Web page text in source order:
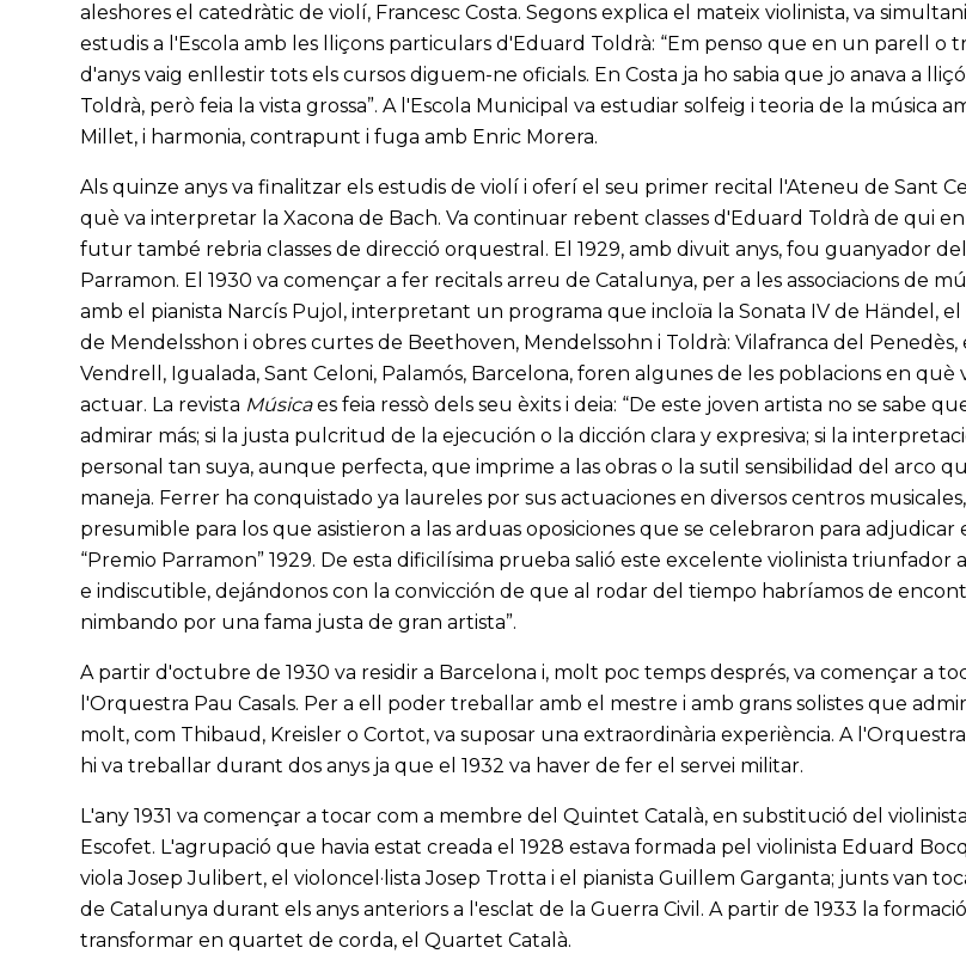
aleshores el catedràtic de violí, Francesc Costa. Segons explica el mateix violinista, va
estudis a l'Escola amb les lliçons particulars d'Eduard Toldrà: “Em penso que en un parell o
d'anys vaig enllestir tots els cursos diguem-ne oficials. En Costa ja ho sabia que jo anava a
Toldrà, però feia la vista grossa”. A l'Escola Municipal va estudiar solfeig i teoria de la música
Millet, i harmonia, contrapunt i fuga amb Enric Morera.
Als quinze anys va finalitzar els estudis de violí i oferí el seu primer recital l'Ateneu de Sant
què va interpretar la Xacona de Bach. Va continuar rebent classes d'Eduard Toldrà de qui
futur també rebria classes de direcció orquestral. El 1929, amb divuit anys, fou guanyador
Parramon. El 1930 va començar a fer recitals arreu de Catalunya, per a les associacions de
amb el pianista Narcís Pujol, interpretant un programa que incloïa la Sonata IV de Händel,
de Mendelsshon i obres curtes de Beethoven, Mendelssohn i Toldrà: Vilafranca del Penedès,
Vendrell, Igualada, Sant Celoni, Palamós, Barcelona, foren algunes de les poblacions en què
actuar. La revista Músicaes feia ressò dels seu èxits i deia: “De este joven artista no se sabe
admirar más; si la justa pulcritud de la ejecución o la dicción clara y expresiva; si la
personal tan suya, aunque perfecta, que imprime a las obras o la sutil sensibilidad del arco
maneja. Ferrer ha conquistado ya laureles por sus actuaciones en diversos centros musicales,
presumible para los que asistieron a las arduas oposiciones que se celebraron para adjudicar
“Premio Parramon” 1929. De esta dificilísima prueba salió este excelente violinista triunfador
e indiscutible, dejándonos con la convicción de que al rodar del tiempo habríamos de
nimbando por una fama justa de gran artista”.
A partir d'octubre de 1930 va residir a Barcelona i, molt poc temps després, va començar a
l'Orquestra Pau Casals. Per a ell poder treballar amb el mestre i amb grans solistes que
molt, com Thibaud, Kreisler o Cortot, va suposar una extraordinària experiència. A
hi va treballar durant dos anys ja que el 1932 va haver de fer el servei militar.
L'any 1931 va començar a tocar com a membre del Quintet Català, en substitució del
Escofet. L'agrupació que havia estat creada el 1928 estava formada pel violinista Eduard
viola Josep Julibert, el violoncel·lista Josep Trotta i el pianista Guillem Garganta; junts van
de Catalunya durant els anys anteriors a l'esclat de la Guerra Civil. A partir de 1933 la
transformar en quartet de corda, el Quartet Català.